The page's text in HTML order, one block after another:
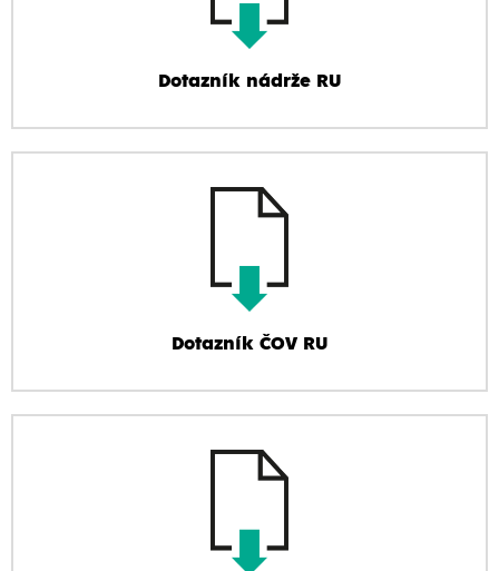
Dotazník nádrže RU
Dotazník ČOV RU